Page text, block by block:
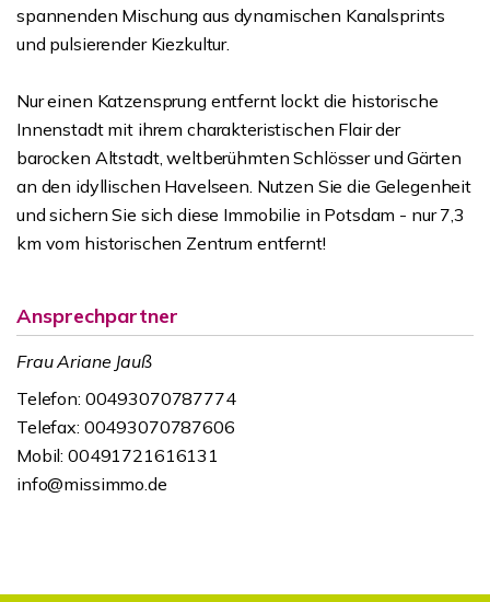
spannenden Mischung aus dynamischen Kanalsprints
und pulsierender Kiezkultur.
Nur einen Katzensprung entfernt lockt die historische
Innenstadt mit ihrem charakteristischen Flair der
barocken Altstadt, weltberühmten Schlösser und Gärten
an den idyllischen Havelseen. Nutzen Sie die Gelegenheit
und sichern Sie sich diese Immobilie in Potsdam - nur 7,3
km vom historischen Zentrum entfernt!
Ansprechpartner
Frau Ariane Jauß
Telefon: 00493070787774
Telefax: 00493070787606
Mobil: 00491721616131
info@missimmo.de